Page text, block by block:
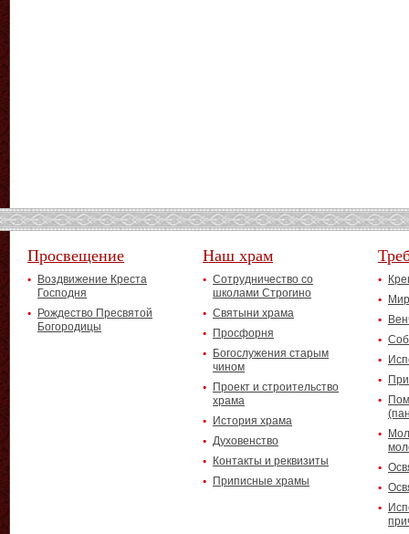
Просвещение
Воздвижение Креста
Господня
Рождество Пресвятой
Богородицы
Наш храм
Сотрудничество со
школами Строгино
Святыни храма
Просфорня
Богослужения старым
чином
Проект и строительство
храма
История храма
Духовенство
Контакты и реквизиты
Приписные храмы